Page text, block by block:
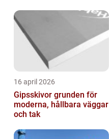
16 april 2026
Gipsskivor grunden för
moderna, hållbara väggar
och tak